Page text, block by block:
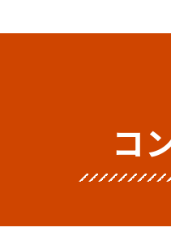
コ